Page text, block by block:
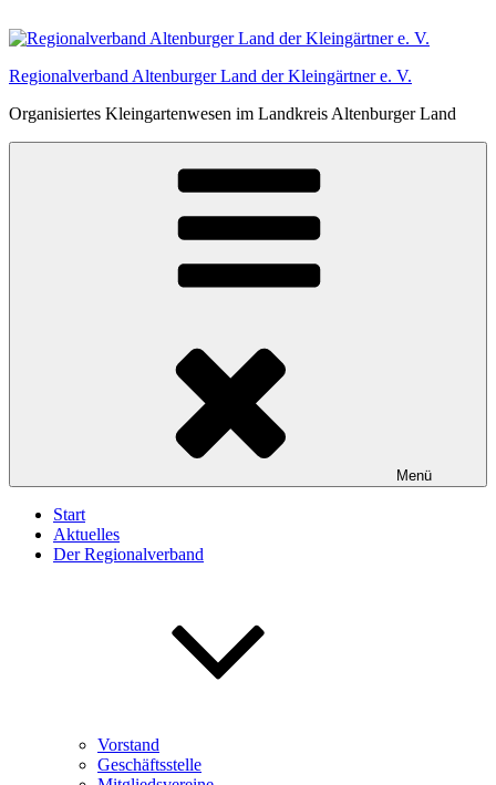
Inhalt
Regionalverband Altenburger Land der Kleingärtner e. V.
Organisiertes Kleingartenwesen im Landkreis Altenburger Land
Menü
Start
Aktuelles
Der Regionalverband
Vorstand
Geschäftsstelle